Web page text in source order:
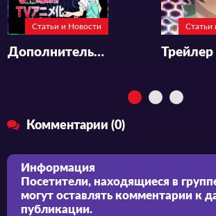
Статьи и Новости
Дополнительный состав и подробности «Tensei shitara Dainana Ouji Datta node, Kimama ni Majutsu wo Kiwamemasu»
Статьи
Комментарии (0)
Информация
Посетители, находящиеся в
могут оставлять комментарии к
публикации.